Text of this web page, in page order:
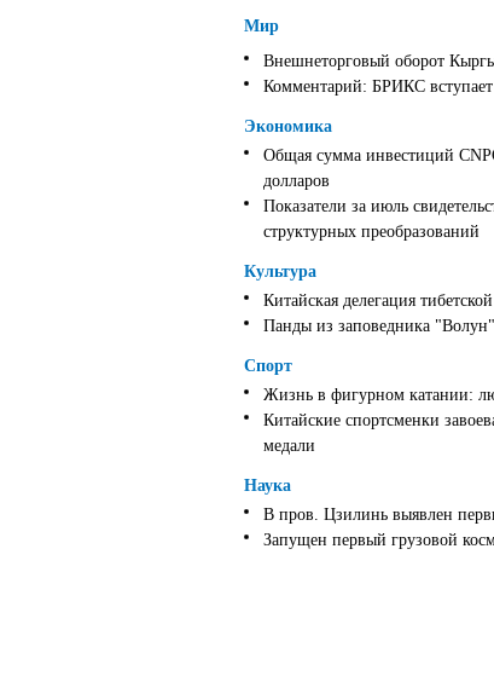
Мир
Внешнеторговый оборот
Комментарий: БРИКС вступает
Экономика
Общая сумма инвестиций
долларов
Показатели за июль
структурных преобразований
Культура
Китайская делегация
Панды из заповедника
Спорт
Жизнь в фигурном катании:
Китайские спортсменки
медали
Наука
В пров. Цзилинь выявлен
Запущен первый грузовой